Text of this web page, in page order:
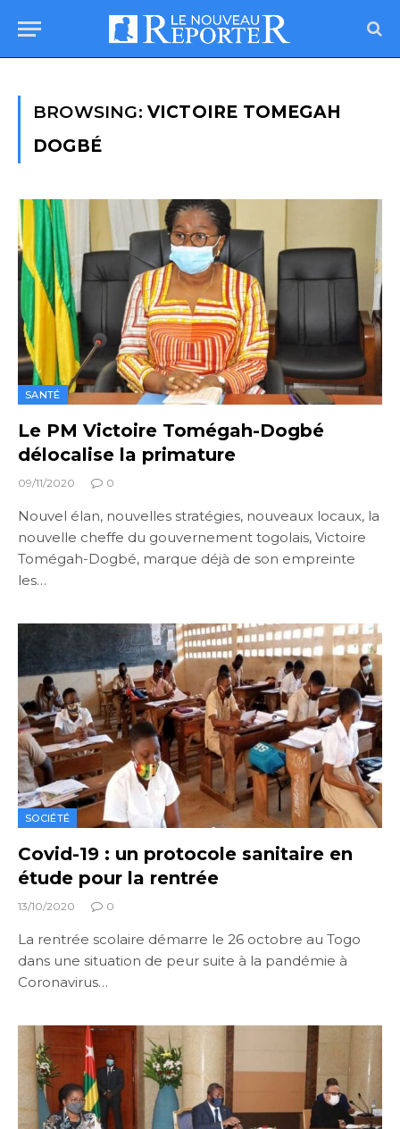
BROWSING: VICTOIRE TOMEGAH
DOGBÉ
SANTÉ
Le PM Victoire Tomégah-Dogbé
délocalise la primature
09/11/2020 0
Nouvel élan, nouvelles stratégies, nouveaux locaux, la
nouvelle cheffe du gouvernement togolais, Victoire
Tomégah-Dogbé, marque déjà de son empreinte
les…
SOCIÉTÉ
Covid-19 : un protocole sanitaire en
étude pour la rentrée
13/10/2020 0
La rentrée scolaire démarre le 26 octobre au Togo
dans une situation de peur suite à la pandémie à
Coronavirus…